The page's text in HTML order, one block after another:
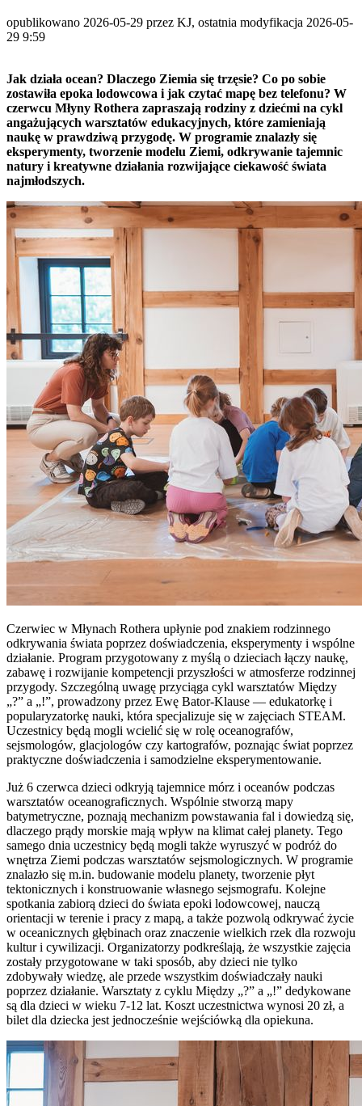
opublikowano 2026-05-29 przez KJ, ostatnia modyfikacja 2026-05-
29 9:59
Jak działa ocean? Dlaczego Ziemia się trzęsie? Co po sobie
zostawiła epoka lodowcowa i jak czytać mapę bez telefonu? W
czerwcu Młyny Rothera zapraszają rodziny z dziećmi na cykl
angażujących warsztatów edukacyjnych, które zamieniają
naukę w prawdziwą przygodę. W programie znalazły się
eksperymenty, tworzenie modelu Ziemi, odkrywanie tajemnic
natury i kreatywne działania rozwijające ciekawość świata
najmłodszych.
Czerwiec w Młynach Rothera upłynie pod znakiem rodzinnego
odkrywania świata poprzez doświadczenia, eksperymenty i wspólne
działanie. Program przygotowany z myślą o dzieciach łączy naukę,
zabawę i rozwijanie kompetencji przyszłości w atmosferze rodzinnej
przygody. Szczególną uwagę przyciąga cykl warsztatów Między
„?” a „!”, prowadzony przez Ewę Bator-Klause — edukatorkę i
popularyzatorkę nauki, która specjalizuje się w zajęciach STEAM.
Uczestnicy będą mogli wcielić się w rolę oceanografów,
sejsmologów, glacjologów czy kartografów, poznając świat poprzez
praktyczne doświadczenia i samodzielne eksperymentowanie.
Już 6 czerwca dzieci odkryją tajemnice mórz i oceanów podczas
warsztatów oceanograficznych. Wspólnie stworzą mapy
batymetryczne, poznają mechanizm powstawania fal i dowiedzą się,
dlaczego prądy morskie mają wpływ na klimat całej planety. Tego
samego dnia uczestnicy będą mogli także wyruszyć w podróż do
wnętrza Ziemi podczas warsztatów sejsmologicznych. W programie
znalazło się m.in. budowanie modelu planety, tworzenie płyt
tektonicznych i konstruowanie własnego sejsmografu. Kolejne
spotkania zabiorą dzieci do świata epoki lodowcowej, nauczą
orientacji w terenie i pracy z mapą, a także pozwolą odkrywać życie
w oceanicznych głębinach oraz znaczenie wielkich rzek dla rozwoju
kultur i cywilizacji. Organizatorzy podkreślają, że wszystkie zajęcia
zostały przygotowane w taki sposób, aby dzieci nie tylko
zdobywały wiedzę, ale przede wszystkim doświadczały nauki
poprzez działanie. Warsztaty z cyklu Między „?” a „!” dedykowane
są dla dzieci w wieku 7-12 lat. Koszt uczestnictwa wynosi 20 zł, a
bilet dla dziecka jest jednocześnie wejściówką dla opiekuna.